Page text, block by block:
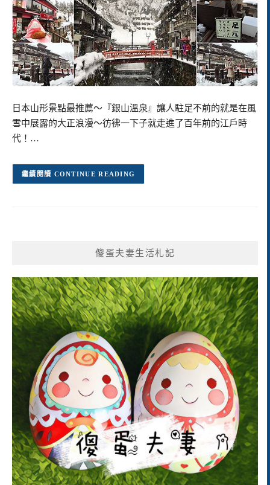
日本山形景點最推薦～『銀山溫泉』讓人駐足不前的就是在風
雪中展露的大正浪漫～彷彿一下子就走進了百年前的江戶時
代！…
CONTINUE READING
傻蛋夫妻生活札記